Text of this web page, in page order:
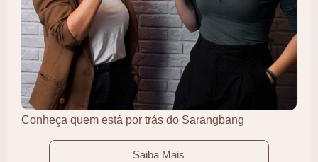
Conheça quem está por trás do Sarangbang
Saiba Mais